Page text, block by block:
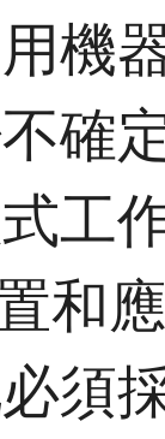
機
確
工
和
須